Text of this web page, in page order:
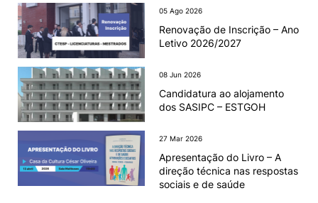
05 Ago 2026
Renovação de Inscrição – Ano
Letivo 2026/2027
08 Jun 2026
Candidatura ao alojamento
dos SASIPC – ESTGOH
27 Mar 2026
Apresentação do Livro – A
direção técnica nas respostas
sociais e de saúde